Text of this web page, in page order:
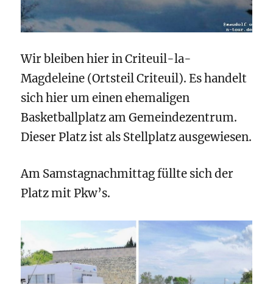
Wir bleiben hier inCriteuil-la-
Magdeleine (Ortsteil Criteuil). Es handelt
sich hier um einen ehemaligen
Basketballplatz am Gemeindezentrum.
Dieser Platz ist als Stellplatz ausgewiesen.
Am Samstagnachmittag füllte sich der
Platz mit Pkw’s.